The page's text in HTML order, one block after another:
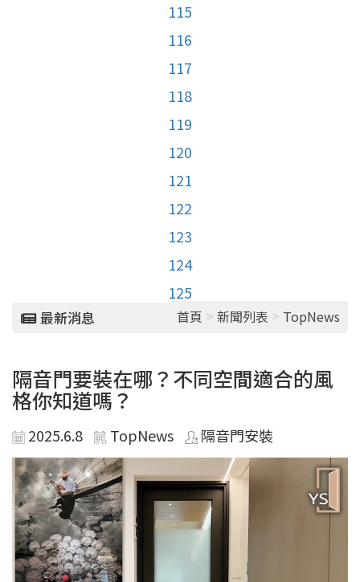
115
116
117
118
119
120
121
122
123
124
125
最新消息 首頁 > 新聞列表 > TopNews
隔音門要裝在哪？不同空間適合的風
格你知道嗎？
2025.6.8 TopNews 隔音門安裝